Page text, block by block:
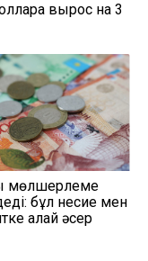
вырос на 3
мөлшерлеме
бұл несие мен
қалай әсер